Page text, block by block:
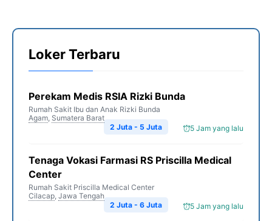
Loker Terbaru
Perekam Medis RSIA Rizki Bunda
Rumah Sakit Ibu dan Anak Rizki Bunda
Agam, Sumatera Barat
5 Jam yang lalu
2 Juta - 5 Juta
Tenaga Vokasi Farmasi RS Priscilla Medical
Center
Rumah Sakit Priscilla Medical Center
Cilacap, Jawa Tengah
5 Jam yang lalu
2 Juta - 6 Juta